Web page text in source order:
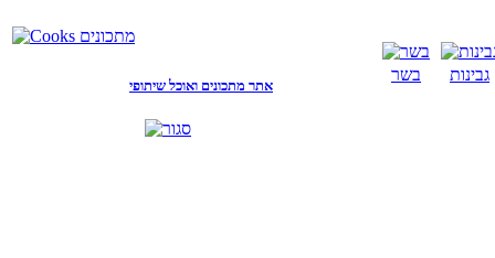
אתר מתכונים ואוכל שיתופי
בשר גבינות